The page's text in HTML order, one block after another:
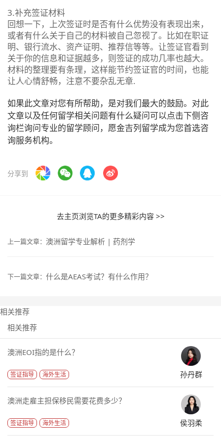
3.补充签证材料
回想一下，上次签证时是否有什么优势没有表现出来，
或者有什么关于自己的材料被自己忽视了。比如在职证
明、银行流水、资产证明、推荐信等等。让签证官看到
关于你的信息和证据越多，则签证的成功几率也越大。
材料的整理要有条理，这样能节约签证官的时间，也能
让人心情舒畅，注意不要杂乱无章.
如果此文章对您有所帮助，是对我们最大的鼓励。对此
文章以及任何留学相关问题有什么疑问可以点击下侧咨
询栏询问专业的留学顾问，愿金吉列留学成为您首选咨
询服务机构。
分享到
去主页浏览TA的更多精彩内容 >>
上一篇文章： 澳洲留学专业解析 | 药剂学
下一篇文章： 什么是AEAS考试？有什么作用？
相关推荐
相关推荐
澳洲EOI指的是什么？
签证指导 海外生活 孙丹群
澳洲走雇主担保移民需要花费多少？
签证指导 海外生活 侯羽柔